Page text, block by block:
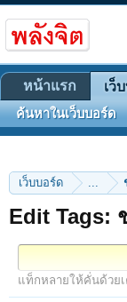
เว็บบอร์ด ...
Edit Tags:
แท็กหลายให้คั่นด้วย
หน้าแรก เว็
ค้นหาในเว็บบอร์ด